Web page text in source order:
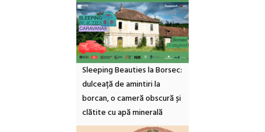
Sleeping Beauties la Borsec:
dulceață de amintiri la
borcan, o cameră obscură și
clătite cu apă minerală